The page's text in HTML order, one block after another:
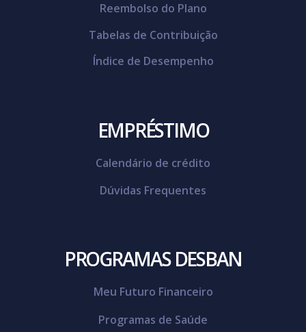
Reembolso do Plano
Tabelas de Contribuição
Índice de Desempenho
EMPRÉSTIMO
Calendário de crédito
Dúvidas Frequentes
PROGRAMAS DESBAN
Meu Futuro Financeiro
Programas de Saúde